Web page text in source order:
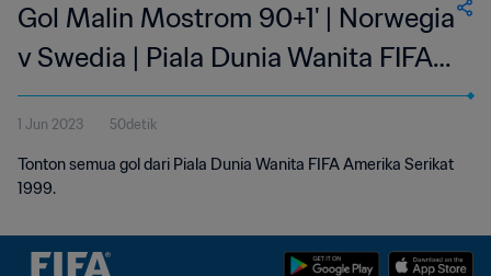
Gol Malin Mostrom 90+1' | Norwegia
v Swedia | Piala Dunia Wanita FIFA
Amerika Serikat 1999
1 Jun 2023 50detik
Tonton semua gol dari Piala Dunia Wanita FIFA Amerika Serikat
1999.